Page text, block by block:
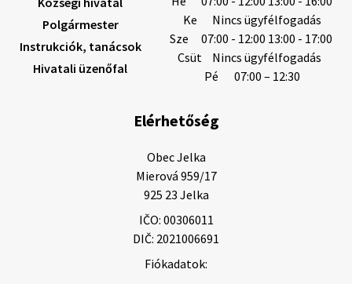
Helyi közlemények: 2026.08.05.
Gyászhirdetés: 2026.08.05. 1/ Tisztelt Lakosság!
temetési szertartás 2026. augusztus …
5. augusztus 2026 12:59
Helyi közlemények: 2026.08.03.
Polgármester
Instrukciók, tanácsok
Hivatali üzenőfal
Ke
Nincs ügyfélfogadás
Sze
07:00 - 12:00 13:00 - 17:00
Csüt
Nincs ügyfélfogadás
Pé
07:00 – 12:30
Elérhetőség
Obec Jelka
Mierová 959/17
925 23 Jelka
IČO: 00306011
DIČ: 2021006691
Fiókadatok: